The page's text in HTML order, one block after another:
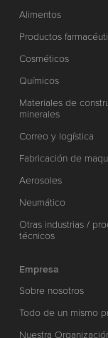
Alimentos
Productos
Cosméticos
Químicos
Materiales de
minerales
Correo y logística
Fabricación de
Aerosoles
Neumático
Otras industrias /
técnicos
Empresa
Sobre nosotros
Todo de un mismo
Nuestra